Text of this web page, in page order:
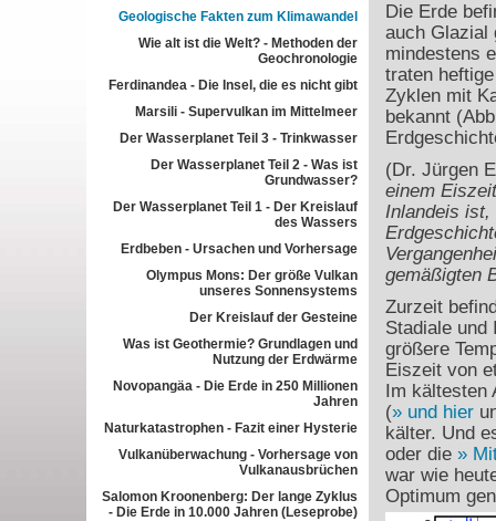
Geologische Fakten zum Klimawandel
Wie alt ist die Welt? - Methoden der
Geochronologie
Ferdinandea - Die Insel, die es nicht gibt
Marsili - Supervulkan im Mittelmeer
Der Wasserplanet Teil 3 - Trinkwasser
Der Wasserplanet Teil 2 - Was ist
Grundwasser?
Der Wasserplanet Teil 1 - Der Kreislauf
des Wassers
Erdbeben - Ursachen und Vorhersage
Olympus Mons: Der größe Vulkan
unseres Sonnensystems
Der Kreislauf der Gesteine
Was ist Geothermie? Grundlagen und
Nutzung der Erdwärme
Novopangäa - Die Erde in 250 Millionen
Jahren
Naturkatastrophen - Fazit einer Hysterie
Vulkanüberwachung - Vorhersage von
Vulkanausbrüchen
Salomon Kroonenberg: Der lange Zyklus
- Die Erde in 10.000 Jahren (Leseprobe)
Die Erde
auch Glazial
mindestens
traten
Zyklen mit
bekannt
(Dr. Jürgen
einem
Inlandeis ist,
gemäßigten
Zurzeit
Stadiale und
größere
Eiszeit von
Im kältesten
(
und hier
kälter. Und
oder die
war wie
Optimum